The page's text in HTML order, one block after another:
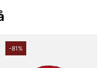
-81%